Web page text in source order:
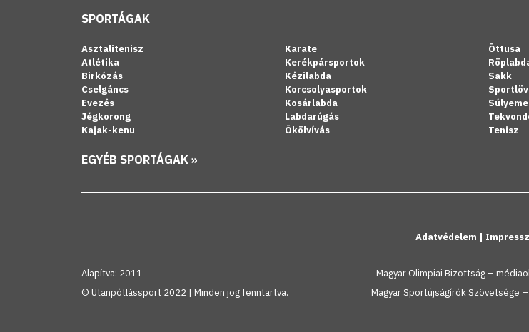
SPORTÁGAK
Asztalitenisz
Atlétika
Birkózás
Cselgáncs
Evezés
Jégkorong
Kajak-kenu
Karate
Kerékpársportok
Kézilabda
Korcsolyasportok
Kosárlabda
Labdarúgás
Ökölvívás
Öttusa
Sakk
Tenisz
EGYÉB SPORTÁGAK »
Adatvédelem |
Alapítva: 2011
© Utanpótlássport 2022 | Minden jog fenntartva.
Magyar Olimpiai Bizottság –
Magyar Sportújságírók Szövetsége